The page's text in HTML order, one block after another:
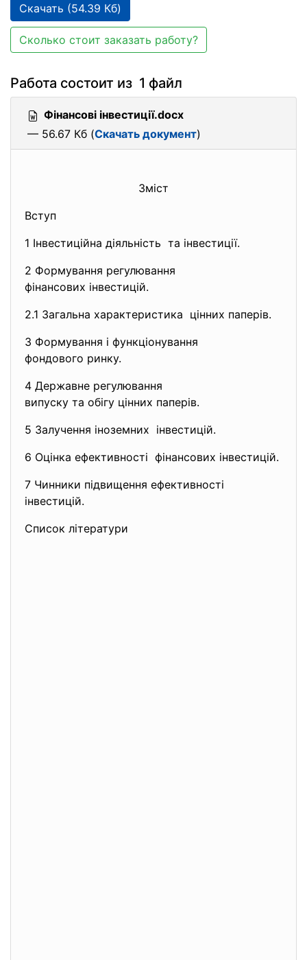
Скачать (54.39 Кб)
Сколько стоит заказать работу?
Работа состоит из 1 файл
Фінансові інвестиції.docx
— 56.67 Кб (Скачать документ)
Зміст
Вступ
1 Інвестиційна діяльність та інвестиції.
2 Формування регулювання
фінансових інвестицій.
2.1 Загальна характеристика цінних паперів.
3 Формування і функціонування
фондового ринку.
4 Державне регулювання
випуску та обігу цінних паперів.
5 Залучення іноземних інвестицій.
6 Оцінка ефективності фінансових інвестицій.
7 Чинники підвищення ефективності
інвестицій.
Список літератури